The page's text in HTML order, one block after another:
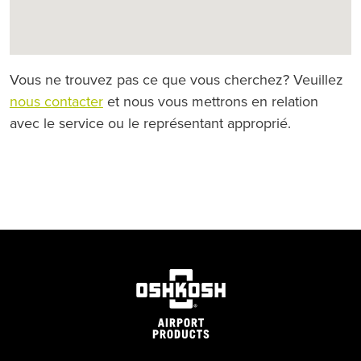
Vous ne trouvez pas ce que vous cherchez? Veuillez
nous contacteret nous vous mettrons en relation
avec le service ou le représentant approprié.